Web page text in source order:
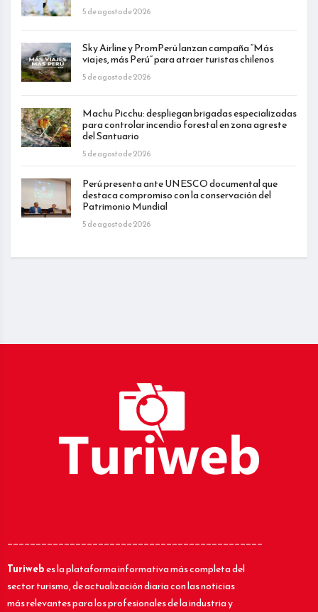
5 de agosto de 2026
Sky Airline y PromPerú lanzan campaña “Más
viajes, más Perú” para atraer turistas chilenos
5 de agosto de 2026
Machu Picchu: despliegan brigadas especializadas
para controlar incendio forestal en zona agreste
del Santuario
5 de agosto de 2026
Perú presenta ante UNESCO documental que
destaca compromiso con la conservación del
Patrimonio Mundial
5 de agosto de 2026
_____________________________________________
Turiwebes la plataforma informativa más completa del
sector turismo, de actualización diaria con las noticias
más relevantes para los profesionales de la industria y